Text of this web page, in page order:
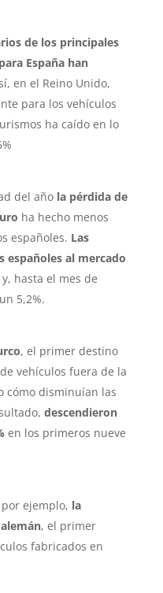
de los principales
España han
en el Reino Unido,
para los vehículos
ha caído en lo
del año la pérdida de
ha hecho menos
españoles. Las
españoles al mercado
y, hasta el mes de
5,2%.
, el primer destino
vehículos fuera de la
cómo disminuían las
descendieron
en los primeros nueve
ejemplo, la
, el primer
fabricados en